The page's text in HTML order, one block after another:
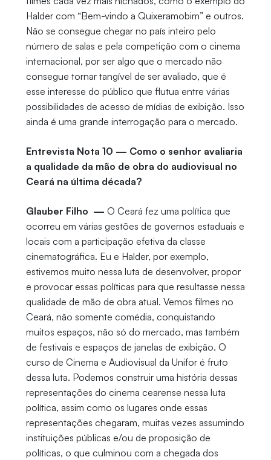
Halder com “Bem-vindo a Quixeramobim” e outros.
Não se consegue chegar no país inteiro pelo
número de salas e pela competição com o cinema
internacional, por ser algo que o mercado não
consegue tornar tangível de ser avaliado, que é
esse interesse do público que flutua entre várias
possibilidades de acesso de mídias de exibição. Isso
ainda é uma grande interrogação para o mercado.
Entrevista Nota 10 — Como o senhor avaliaria
a qualidade da mão de obra do audiovisual no
Ceará na última década?
Glauber Filho — O Ceará fez uma política que
ocorreu em várias gestões de governos estaduais e
locais com a participação efetiva da classe
cinematográfica. Eu e Halder, por exemplo,
estivemos muito nessa luta de desenvolver, propor
e provocar essas políticas para que resultasse nessa
qualidade de mão de obra atual. Vemos filmes no
Ceará, não somente comédia, conquistando
muitos espaços, não só do mercado, mas também
de festivais e espaços de janelas de exibição. O
curso de Cinema e Audiovisual da Unifor é fruto
dessa luta. Podemos construir uma história dessas
representações do cinema cearense nessa luta
política, assim como os lugares onde essas
representações chegaram, muitas vezes assumindo
instituições públicas e/ou de proposição de
políticas, o que culminou com a chegada dos